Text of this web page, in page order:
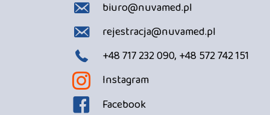
biuro@nuvamed.pl
rejestracja@nuvamed.pl
+48 717 232 090, +48 572 742 151
Instagram
Facebook